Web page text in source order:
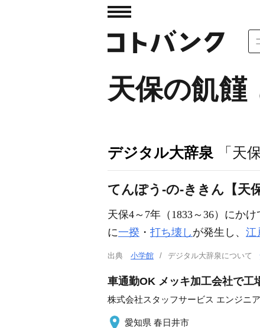
天保の飢饉
デジタル大辞泉 「天
てんぽう‐の‐ききん【天
天保4～7年（1833～36）にか
に一揆 ・ 打ち壊し が発生し、 江
出典 小学館 デジタル大辞泉について
車通勤OK メッキ加工会社で工
株式会社スタッフサービス エンジニ
愛知県 春日井市